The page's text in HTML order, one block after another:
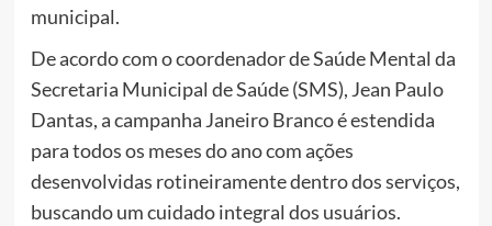
municipal.
De acordo com o coordenador de Saúde Mental da
Secretaria Municipal de Saúde (SMS), Jean Paulo
Dantas, a campanha Janeiro Branco é estendida
para todos os meses do ano com ações
desenvolvidas rotineiramente dentro dos serviços,
buscando um cuidado integral dos usuários.